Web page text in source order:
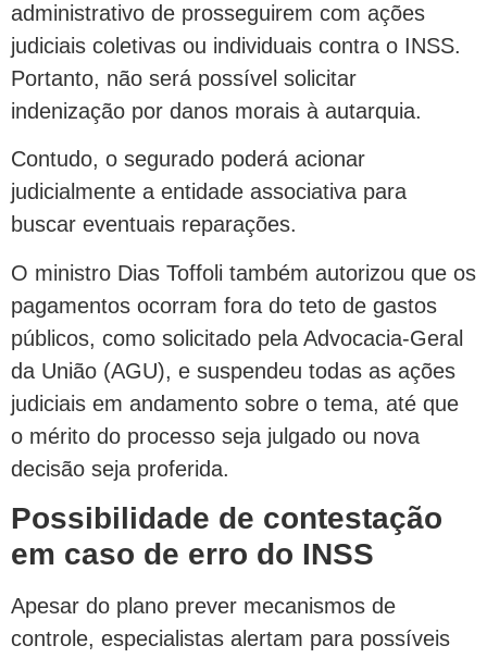
administrativo de prosseguirem com ações
judiciais coletivas ou individuais contra o INSS.
Portanto, não será possível solicitar
indenização por danos morais à autarquia.
Contudo, o segurado poderá acionar
judicialmente a entidade associativa para
buscar eventuais reparações.
O ministro Dias Toffoli também autorizou que os
pagamentos ocorram fora do teto de gastos
públicos, como solicitado pela Advocacia-Geral
da União (AGU), e suspendeu todas as ações
judiciais em andamento sobre o tema, até que
o mérito do processo seja julgado ou nova
decisão seja proferida.
Possibilidade de contestação
em caso de erro do INSS
Apesar do plano prever mecanismos de
controle, especialistas alertam para possíveis